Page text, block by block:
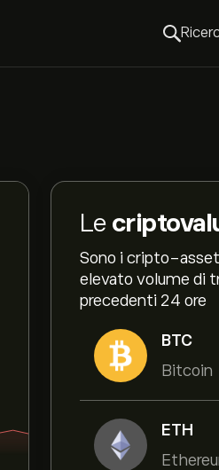
Le
Sono i cripto-
elevato volume di
precedenti 24 ore
BTC
Bitcoin
ETH